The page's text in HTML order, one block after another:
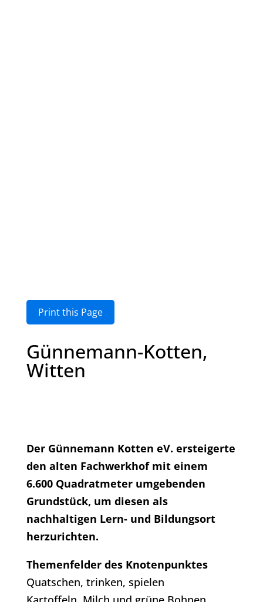
Print this Page
Günnemann-Kotten,
Witten
Der Günnemann Kotten eV. ersteigerte
den alten Fachwerkhof mit einem
6.600 Quadratmeter umgebenden
Grundstück, um diesen als
nachhaltigen Lern- und Bildungsort
herzurichten.
Themenfelder des Knotenpunktes
Quatschen, trinken, spielen